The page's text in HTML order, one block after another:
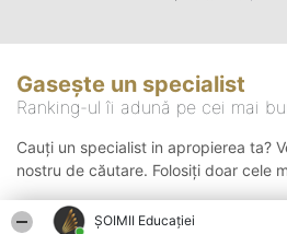
ȘOIMII Educației
Gasește un specialist
Ranking-ul îi adună pe cei mai
Cauți un specialist in apropierea ta?
nostru de căutare. Folosiți doar cele